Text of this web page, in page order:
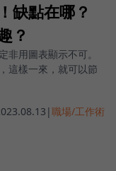
缺點在哪？
？
用圖表顯示不可。
這樣一來，就可以節
|職場/工作術